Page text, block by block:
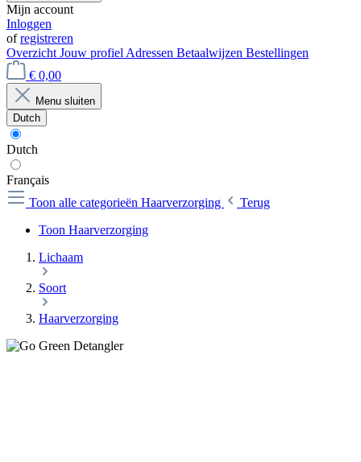
Mijn account
Inloggen
ofregistreren
Overzicht Jouw profiel Adressen Betaalwijzen Bestellingen
€ 0,00
Menu sluiten
Dutch
Dutch
Français
Toon alle categorieën Haarverzorging
Terug
Toon Haarverzorging
Lichaam
Soort
Haarverzorging